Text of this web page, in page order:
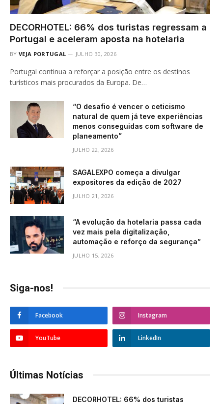
DECORHOTEL: 66% dos turistas regressam a
Portugal e aceleram aposta na hotelaria
BY VEJA PORTUGAL JULHO 30, 2026
Portugal continua a reforçar a posição entre os destinos
turísticos mais procurados da Europa. De…
“O desafio é vencer o ceticismo
natural de quem já teve experiências
menos conseguidas com software de
planeamento”
JULHO 22, 2026
SAGALEXPO começa a divulgar
expositores da edição de 2027
JULHO 21, 2026
“A evolução da hotelaria passa cada
vez mais pela digitalização,
automação e reforço da segurança”
JULHO 15, 2026
Siga-nos!
Facebook Instagram
YouTube LinkedIn
Últimas Notícias
DECORHOTEL: 66% dos turistas